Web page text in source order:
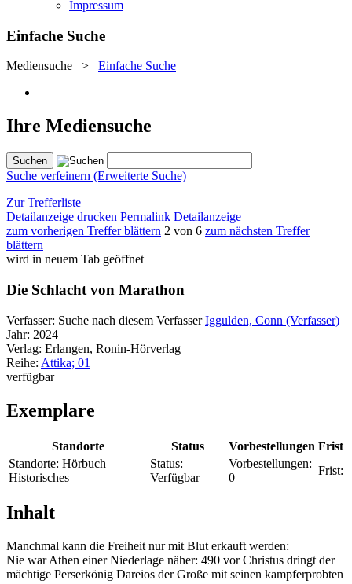
Impressum
Einfache Suche
Mediensuche > Einfache Suche
Ihre Mediensuche
Suche verfeinern (Erweiterte Suche)
Zur Trefferliste
Detailanzeige drucken Permalink Detailanzeige
zum vorherigen Treffer blättern 2 von 6 zum nächsten Treffer
blättern
wird in neuem Tab geöffnet
Die Schlacht von Marathon
Verfasser: Suche nach diesem Verfasser Iggulden, Conn (Verfasser)
Jahr: 2024
Verlag: Erlangen, Ronin-Hörverlag
Reihe: Attika; 01
verfügbar
Exemplare
Standorte Status Vorbestellungen Frist
Standorte: Hörbuch
Historisches
Status:
Verfügbar
Vorbestellungen:
0
Frist:
Inhalt
Manchmal kann die Freiheit nur mit Blut erkauft werden:
Nie war Athen einer Niederlage näher: 490 vor Christus dringt der
mächtige Perserkönig Dareios der Große mit seinen kampferprobten